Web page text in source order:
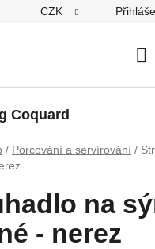
CZK
Coquard
/ Porcování a servírování /
na
- nerez